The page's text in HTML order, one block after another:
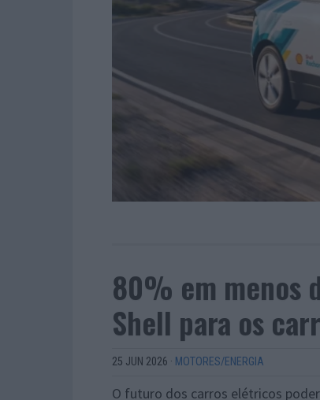
80% em menos
Shell para os
25 JUN 2026 · MOTORES/ENERGIA
O futuro dos carros elétricos